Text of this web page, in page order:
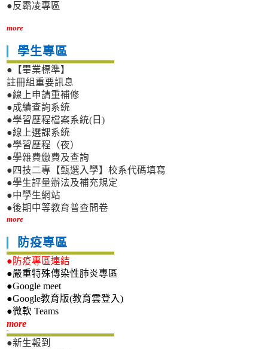
●反霸凌專區
more
學生專區
●【畢業標準】
註冊組重要訊息
●線上申請重補修
●成績查詢系統
●學習歷程檔案系統(日)
●線上選課系統
●學習歷程（夜）
●學雜費繳費及查詢
●四技二專【甄選入學】校系代碼填寫
●學生評量辦法及補充規定
●中學生網站
●後期中等教育普查問卷
more
防疫專區
●防疫專區連結
●嚴重特殊傳染性肺炎專區
●Google meet
●Google教育版(教育雲登入)
●微軟 Teams
more新生專區
●新生報到